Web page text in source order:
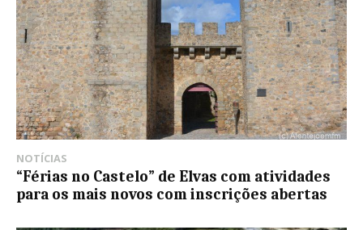
NOTÍCIAS
“Férias no Castelo” de Elvas com atividades
para os mais novos com inscrições abertas